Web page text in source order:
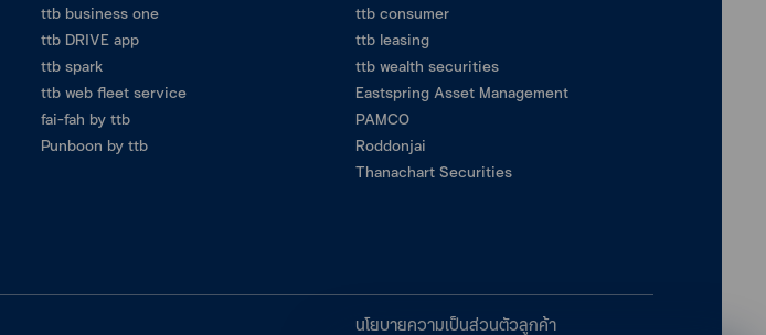
ttb business one
ttb DRIVE app
ttb spark
ttb web fleet service
fai-fah by ttb
Punboon by ttb
ttb consumer
ttb leasing
ttb wealth securities
Eastspring Asset Management
PAMCO
Roddonjai
Thanachart Securities
นโยบายความเป็นส่วนตัวลูกค้า